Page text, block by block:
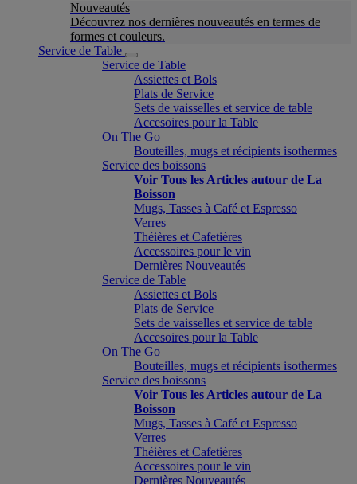
Nouveautés
Découvrez nos dernières nouveautés en termes de
formes et couleurs.
Service de Table
Service de Table
Assiettes et Bols
Plats de Service
Sets de vaisselles et service de table
Accesoires pour la Table
On The Go
Bouteilles, mugs et récipients isothermes
Service des boissons
Voir Tous les Articles autour de La
Boisson
Mugs, Tasses à Café et Espresso
Verres
Théières et Cafetières
Accessoires pour le vin
Dernières Nouveautés
Service de Table
Assiettes et Bols
Plats de Service
Sets de vaisselles et service de table
Accesoires pour la Table
On The Go
Bouteilles, mugs et récipients isothermes
Service des boissons
Voir Tous les Articles autour de La
Boisson
Mugs, Tasses à Café et Espresso
Verres
Théières et Cafetières
Accessoires pour le vin
Dernières Nouveautés